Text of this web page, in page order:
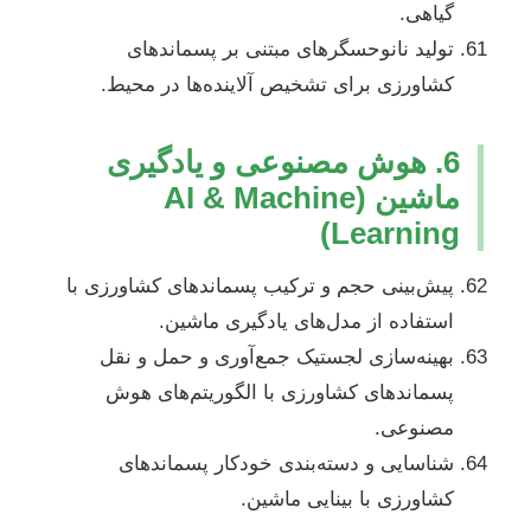
گیاهی.
تولید نانوحسگرهای مبتنی بر پسماندهای
کشاورزی برای تشخیص آلاینده‌ها در محیط.
6. هوش مصنوعی و یادگیری
ماشین (AI & Machine
Learning)
پیش‌بینی حجم و ترکیب پسماندهای کشاورزی با
استفاده از مدل‌های یادگیری ماشین.
بهینه‌سازی لجستیک جمع‌آوری و حمل و نقل
پسماندهای کشاورزی با الگوریتم‌های هوش
مصنوعی.
شناسایی و دسته‌بندی خودکار پسماندهای
کشاورزی با بینایی ماشین.